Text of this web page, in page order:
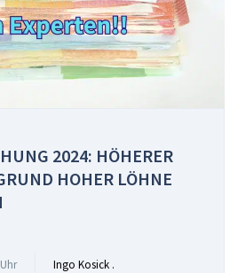
2024: HÖHERER
HOHER LÖHNE
Ingo Kosick .